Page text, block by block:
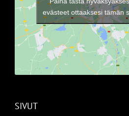
evästeet ottaaksesi tämän
SIVUT